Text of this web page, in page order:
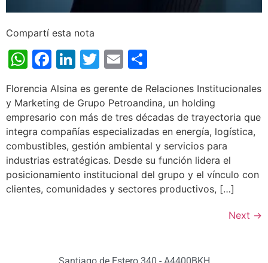
Compartí esta nota
WhatsApp
Facebook
LinkedIn
Twitter
Email
Florencia Alsina es gerente de Relaciones Institucionales
y Marketing de Grupo Petroandina, un holding
empresario con más de tres décadas de trayectoria que
integra compañías especializadas en energía, logística,
combustibles, gestión ambiental y servicios para
industrias estratégicas. Desde su función lidera el
posicionamiento institucional del grupo y el vínculo con
clientes, comunidades y sectores productivos, […]
Next →